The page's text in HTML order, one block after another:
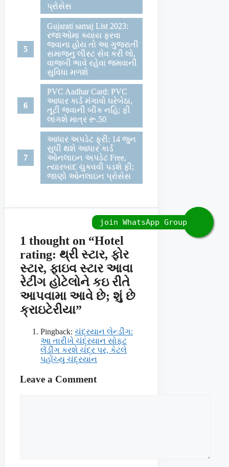
પ્રોસેસ
Gujarati samaj List 2023:
રજાઓમા ક્યાય ફરવા
જવાના હોય તો આ ગુજરાતી
સમાજનુ લીસ્ટ સેવ કરી લો,
વાજબી ભાવે રહેવા જમવાની
સુવિધા મળશે
PVC Aadhar Card: PVC
આધાર કાર્ડ મંગાવો ઘરેબેઠા,
તૂટી જવાની બીક નહિ; ફી
લાગશે માત્ર રૂ.50
આધાર અપડેટ ફ્રી: 14 જુન
સુધી થશે આધાર કાર્ડ
ઓનલાઇન અપડેટ Free,
ત્યારબાદ ચુકવવી પડશે ફી;
જાણો ઓનલાઇન પ્રોસેસ
1 thought on “Hotel
rating: થ્રી સ્ટાર, ફોર
સ્ટાર, ફાઇવ સ્ટાર આવા
રેટીંગ હોટેલોને કઇ રીતે
આપવામા આવે છે; શું છે
ક્રાઇટેરીયા”
Pingback: ચંદ્રયાન લેન્ડીંગ:
આ તારીખે ચંદ્રયાન સોફટ
લેંડીંગ કરશે ચંદ્ર પર, કેટલે
પહોંચ્યુ ચંદ્રયાન
Leave a Comment